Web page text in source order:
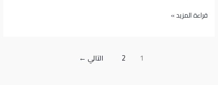
قراءة المزيد »
1
2 التالي ←